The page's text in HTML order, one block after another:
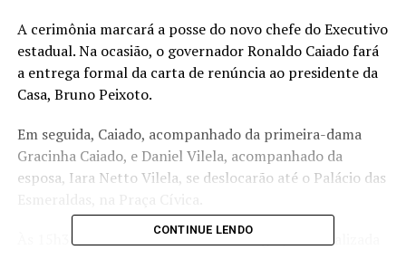
A cerimônia marcará a posse do novo chefe do Executivo
estadual. Na ocasião, o governador Ronaldo Caiado fará
a entrega formal da carta de renúncia ao presidente da
Casa, Bruno Peixoto.
Em seguida, Caiado, acompanhado da primeira-dama
Gracinha Caiado, e Daniel Vilela, acompanhado da
esposa, Iara Netto Vilela, se deslocarão até o Palácio das
Às 15h30, no Salão Dona Gercina Borges, será realizada
CONTINUE LENDO